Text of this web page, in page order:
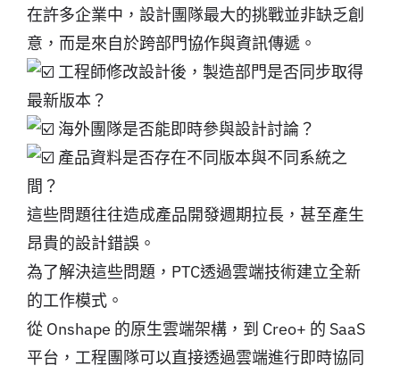
在許多企業中，設計團隊最大的挑戰並非缺乏創
意，而是來自於跨部門協作與資訊傳遞。
工程師修改設計後，製造部門是否同步取得
最新版本？
海外團隊是否能即時參與設計討論？
產品資料是否存在不同版本與不同系統之
間？
這些問題往往造成產品開發週期拉長，甚至產生
昂貴的設計錯誤。
為了解決這些問題，PTC透過雲端技術建立全新
的工作模式。
從 Onshape 的原生雲端架構，到 Creo+ 的 SaaS
平台，工程團隊可以直接透過雲端進行即時協同